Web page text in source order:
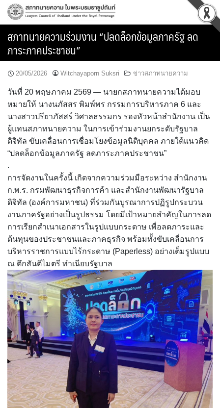
Skip
สภาทนายความร่วมงาน “ปลดล็อกข้อมูลภาครัฐ ลด
ภาระภาคประชาชน”
20/05/2026 Witchayaporn Suksri ข่าวสภาทนายความ
วันที่ 20 พฤษภาคม 2569 — นายกสภาทนายความได้มอบ
หมายให้ นางนภัสสร พิมพ์พร กรรมการบริหารภาค 6 และ
นางสาวปรียาภัสสร์ วิศาลธรรมกร รองหัวหน้าสำนักงาน เป็น
ผู้แทนสภาทนายความ ในการเข้าร่วมงานยกระดับรัฐบาล
ดิจิทัล ขับเคลื่อนการเชื่อมโยงข้อมูลนิติบุคคล ภายใต้แนวคิด
“ปลดล็อกข้อมูลภาครัฐ ลดภาระภาคประชาชน”
.
การจัดงานในครั้งนี้ เกิดจากความร่วมมือระหว่าง สำนักงาน
ก.พ.ร. กรมพัฒนาธุรกิจการค้า และสำนักงานพัฒนารัฐบาล
ดิจิทัล (องค์การมหาชน) ที่ร่วมกันบูรณาการปฏิรูปกระบวน
งานภาครัฐอย่างเป็นรูปธรรม โดยมีเป้าหมายสำคัญในการลด
การเรียกสำเนาเอกสารในรูปแบบกระดาษ เพื่อลดภาระและ
ต้นทุนของประชาชนและภาคธุรกิจ พร้อมทั้งขับเคลื่อนการ
บริหารราชการแบบไร้กระดาษ (Paperless) อย่างเต็มรูปแบบ
ณ ตึกสันติไมตรี ทำเนียบรัฐบาล